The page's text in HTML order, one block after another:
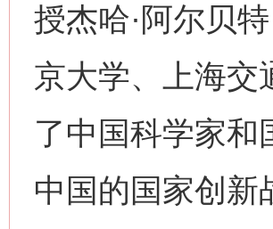
授杰哈·阿尔贝
京大学、上海交
了中国科学家和
中国的国家创新